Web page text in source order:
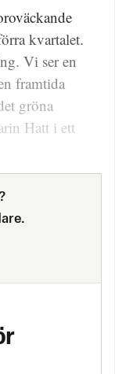
kvartalet.
Vi ser en
framtida
gröna
Hatt i ett